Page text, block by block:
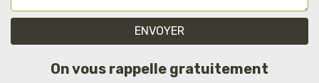
On vous rappelle gratuitement